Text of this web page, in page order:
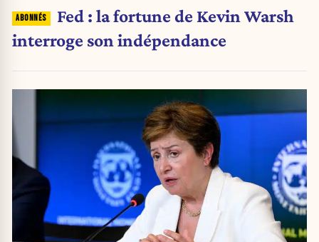
Fed : la fortune de Kevin Warsh
interroge son indépendance